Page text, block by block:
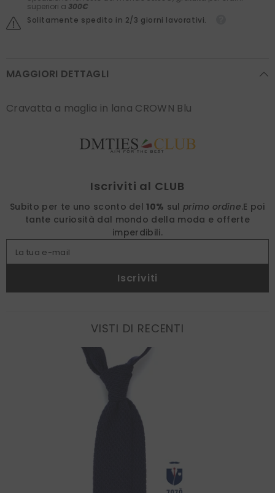
superiori a 300€
Solitamente spedito in 2/3 giorni lavorativi.
MAGGIORI DETTAGLI
Cravatta a maglia in lana CROWN Blu
Iscriviti al CLUB
Subito per te uno sconto del 10% sulprimo ordine.E poi
tante curiosità dal mondo della moda e offerte
imperdibili.
La tua e-mail
Iscriviti
VISTI DI RECENTI